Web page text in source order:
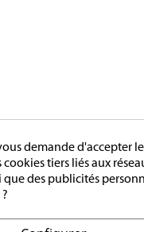
demande d'accepter
cookies tiers liés aux
que des publicités